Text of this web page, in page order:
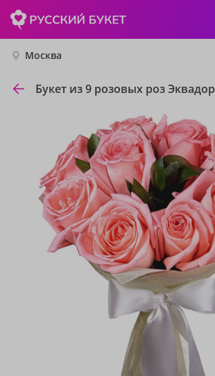
Москва
Букет из 9 розовых роз Эквадор